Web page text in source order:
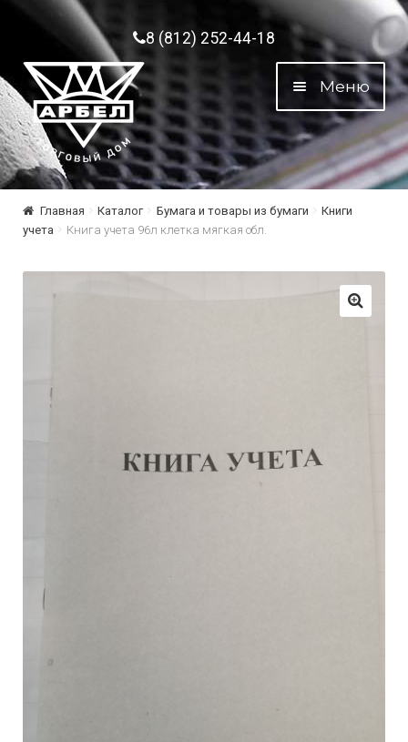
Перейти к навигации
Перейти к содержимому8 (812) 252-44-18
Меню
Главная Каталог Бумага и товары из бумаги
Книги
учета
Книга учета 96л клетка мягкая обл.